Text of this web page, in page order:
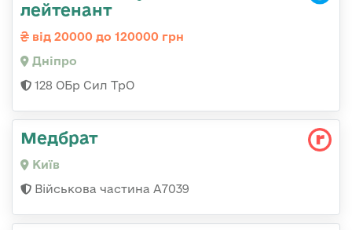
лейтенант
від 20000 до 120000 грн
Дніпро
128 ОБр Сил ТрО
Медбрат
Київ
Військова частина А7039